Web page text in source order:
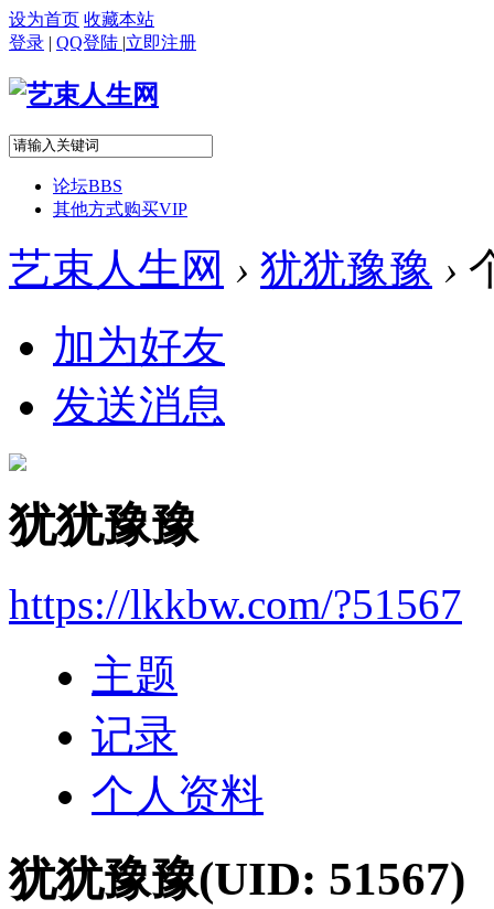
设为首页 收藏本站
登录 | QQ登陆 |立即注册
论坛BBS
其他方式购买VIP
艺束人生网 › 犹犹豫豫 ›
加为好友
发送消息
犹犹豫豫
https://lkkbw.com/?51567
主题
记录
个人资料
犹犹豫豫(UID: 51567)